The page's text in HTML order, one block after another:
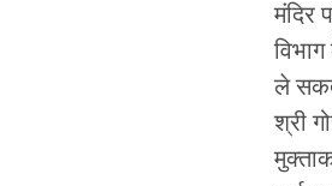
मंदिर
ले
श्री